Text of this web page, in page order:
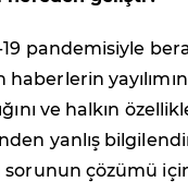
pandemisiyle
ve halkın
yanlış
çözümü